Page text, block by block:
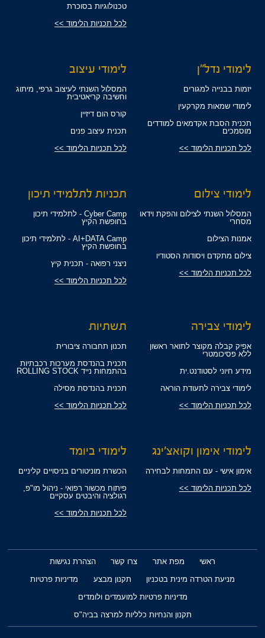
טכנולוגיות בסוכרת
לכל תכניות הלימוד >>
לימודי נדל"ן
יזמות בבנייה למגורים
לימודי שמאות מקרקעין
תכנית הסבת אקדמאים למודדים
מוסמכים
לכל תכניות הלימוד >>
לימודי עיצוב
המסלול השנתי לעיצוב גרפי, מיתוג
וחשיבה קריאטיבית
קורס הום דיזיין
תכנית עיצוב פנים
לכל תכניות הלימוד >>
לימודי צילום
המסלול השנתי לצילום והפקת וידאו
מסחרי
אמנות הצילום
צילום מתקדם ויסודות הסטודיו
לכל תכניות הלימוד >>
תכניות לתלמידי תיכון
Cyber Camp - לתלמידי תיכון
בחופשת הקיץ
AI+DATA Camp - לתלמידי תיכון
בחופשת הקיץ
ניצני רפואה - תכנית קיץ
לכל תכניות הלימוד >>
לימודי צבירה
אפיק קבלה מקוצר לתואר ראשון
ללא פסיכומטרי
מידע חיוני לסטודנט.ית
לימודי צבירה לתעודת הוראה
לכל תכניות הלימוד >>
תשתיות
תכנון תחבורה ציבורית
תכנית בהנדסת מערכות רכבתיות
בהתמחות נייד ROLLING STOCK
תכנית בהנדסת מסילה
לכל תכניות הלימוד >>
לימודי אימון וקואצ'ינג
אימון אישי - עם התמחות לבחירה
לכל תכניות הלימוד >>
לימודי ביומד
הכשרת מוניטורים בניסויים קליניים
פיתוח מכשור רפואי - ניהול מו"פ,
רגולציה והיבטים עסקיים
לכל תכניות הלימוד >>
ראשי מפת אתר צרו קשר
הצהרת נגישות
מניעת הטרדה מינית בטכניון
תקנון מבצע
מדיניות פרטיות
מדיניות פרטיות למועמדים ולומדים
תקנון והנחיות כלליות למרצה בביה"ס